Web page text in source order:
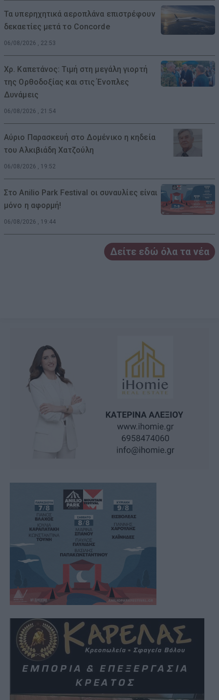
Τα υπερηχητικά αεροπλάνα επιστρέφουν
δεκαετίες μετά το Concorde
06/08/2026 , 22:53
Χρ. Καπετάνος: Τιμή στη μεγάλη γιορτή
της Ορθοδοξίας και στις Ένοπλες
Δυνάμεις
06/08/2026 , 21:54
Αύριο Παρασκευή στο Δομένικο η κηδεία
του Αλκιβιάδη Χατζούλη
06/08/2026 , 19:52
Στο Anilio Park Festival οι συναυλίες είναι
μόνο η αφορμή!
06/08/2026 , 19:44
Δείτε εδώ όλα τα νέα